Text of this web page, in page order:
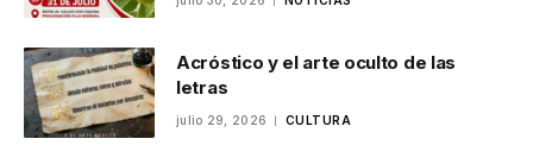
Acróstico y el arte oculto de las
letras
julio 29, 2026 CULTURA